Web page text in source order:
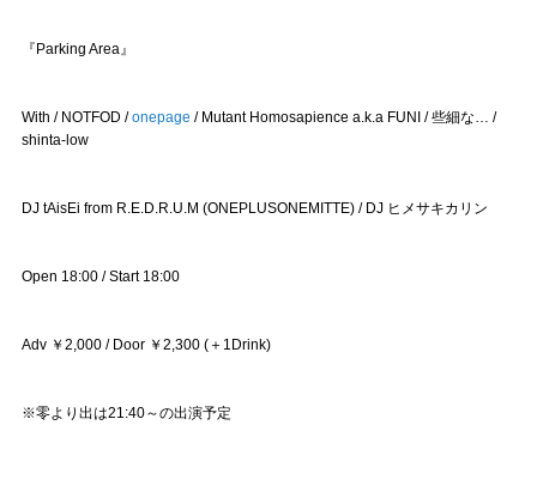
『Parking Area』
With / NOTFOD /onepage / Mutant Homosapience a.k.a FUNI / 些細な… /
shinta-low
DJ tAisEi from R.E.D.R.U.M (ONEPLUSONEMITTE) / DJ ヒメサキカリン
Open 18:00 / Start 18:00
Adv ￥2,000 / Door ￥2,300 (＋1Drink)
※零より出は21:40～の出演予定